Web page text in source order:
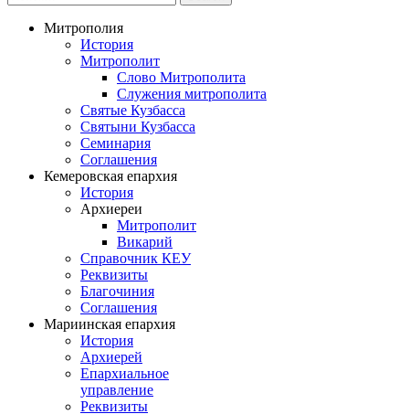
Митрополия
История
Митрополит
Слово Митрополита
Служения митрополита
Святые Кузбасса
Святыни Кузбасса
Семинария
Соглашения
Кемеровская епархия
История
Архиереи
Митрополит
Викарий
Справочник КЕУ
Реквизиты
Благочиния
Соглашения
Мариинская епархия
История
Архиерей
Епархиальное
управление
Реквизиты